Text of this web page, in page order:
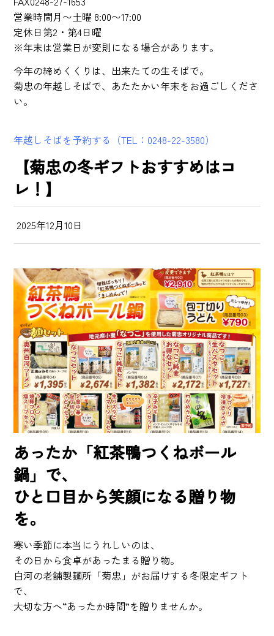
営業時間月〜土曜 8:00〜17:00
定休日第2・第4日曜
※年末は営業日が変則になる場合があります。
今年の締めくくりは、出来たての生そばで。
菊忠の年越しそばで、あたたかい年末をお過ごしくださ
い。
年越しそばを予約する（TEL：0248-22-3580）
【菊忠の冬ギフトおすすめはコ
レ！】
2025年12月10日
あったか「紅茶鴨つくねボール
鍋」で、
ひと口目から笑顔になる贈り物
を。
寒い季節に本当にうれしいのは、
その日から食卓があったまる贈り物。
白河の老舗製麺所「菊忠」がお届けする冬限定ギフト
で、
大切な方へ“あったか時間”を贈りませんか。